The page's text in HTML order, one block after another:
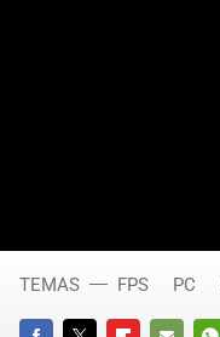
TEMAS FPS PC